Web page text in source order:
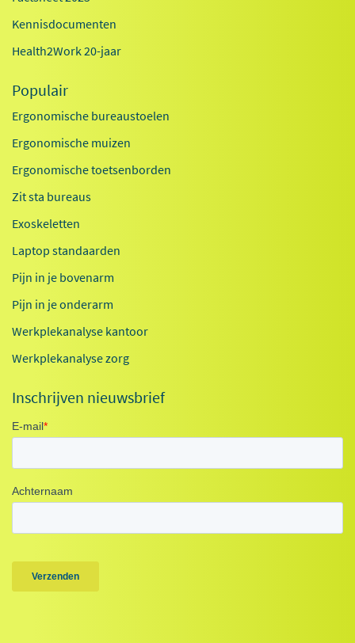
Kennisdocumenten
Health2Work 20-jaar
Populair
Ergonomische bureaustoelen
Ergonomische muizen
Ergonomische toetsenborden
Zit sta bureaus
Exoskeletten
Laptop standaarden
Pijn in je bovenarm
Pijn in je onderarm
Werkplekanalyse kantoor
Werkplekanalyse zorg
Inschrijven nieuwsbrief